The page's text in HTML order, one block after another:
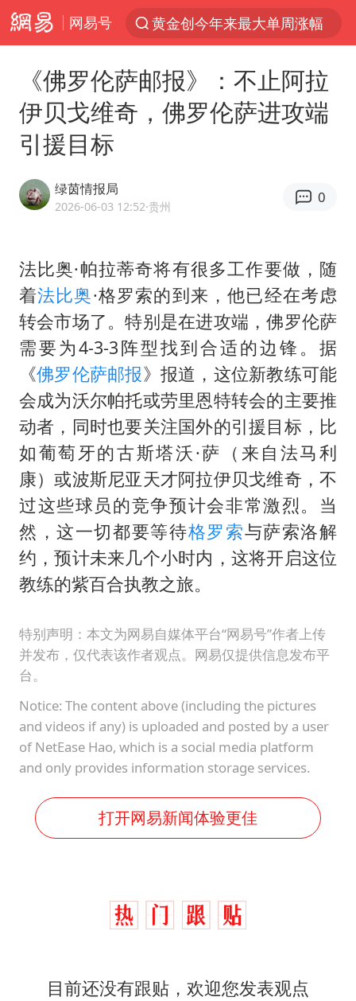
网易号
黄金创今年来最大单周涨幅
台风白海豚闭眼意味着什么
峰哥实名举报汪海林偷税漏税
富婆带资进组给自己硬加60多场吻戏
名创优品一次性内裤 颜面尽失
白海豚将正面袭击贯穿浙江
视频丨中国东方电气集团原党组副书记、董事宋致远被查
梁家辉：到内地拍戏不是北上是回归
牛津大学一纸声明甩不了锅
包文婧：二胎很难一碗水端平
香港宏福苑火灾或由烟头引起
女主硬加吻戏短剧已下架
浙江台州《告全体市民书》
《给阿嬷的情书》售后来了
人民的健康、体质、幸福一脉相承
《佛罗伦萨邮报》：不止阿拉
伊贝戈维奇，佛罗伦萨进攻端
引援目标
绿茵情报局
2026-06-03 12:52·贵州
0
法比奥·帕拉蒂奇将有很多工作要做，随
着法比奥·格罗索的到来，他已经在考虑
转会市场了。特别是在进攻端，佛罗伦萨
需要为4-3-3阵型找到合适的边锋。据
《佛罗伦萨邮报》报道，这位新教练可能
会成为沃尔帕托或劳里恩特转会的主要推
动者，同时也要关注国外的引援目标，比
如葡萄牙的古斯塔沃·萨（来自法马利
康）或波斯尼亚天才阿拉伊贝戈维奇，不
过这些球员的竞争预计会非常激烈。当
然，这一切都要等待格罗索与萨索洛解
约，预计未来几个小时内，这将开启这位
教练的紫百合执教之旅。
特别声明：本文为网易自媒体平台“网易号”作者上传
并发布，仅代表该作者观点。网易仅提供信息发布平
台。
Notice: The content above (including the pictures
and videos if any) is uploaded and posted by a user
of NetEase Hao, which is a social media platform
and only provides information storage services.
打开网易新闻体验更佳
目前还没有跟贴，欢迎您发表观点